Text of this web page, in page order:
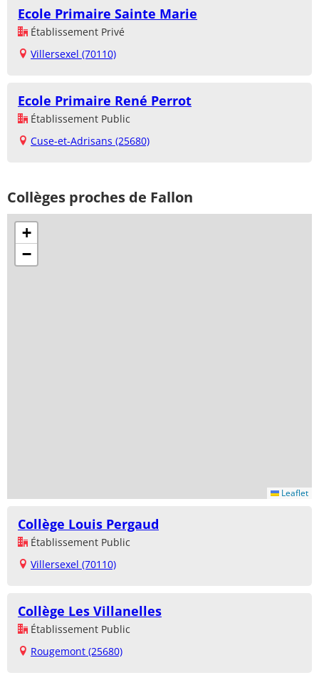
Ecole Primaire Sainte Marie
Établissement Privé
Villersexel (70110)
Ecole Primaire René Perrot
Établissement Public
Cuse-et-Adrisans (25680)
Collèges proches de Fallon
+
−
Leaflet
Collège Louis Pergaud
Établissement Public
Villersexel (70110)
Collège Les Villanelles
Établissement Public
Rougemont (25680)